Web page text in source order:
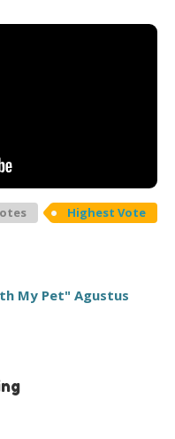
Highest Vote
My Pet" Agustus